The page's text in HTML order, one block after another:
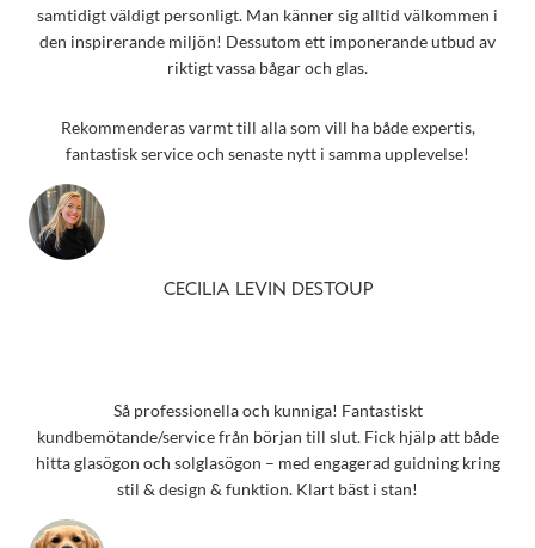
samtidigt väldigt personligt. Man känner sig alltid välkommen i
den inspirerande miljön! Dessutom ett imponerande utbud av
riktigt vassa bågar och glas.
Rekommenderas varmt till alla som vill ha både expertis,
fantastisk service och senaste nytt i samma upplevelse!
CECILIA LEVIN DESTOUP
Så professionella och kunniga! Fantastiskt
kundbemötande/service från början till slut. Fick hjälp att både
hitta glasögon och solglasögon – med engagerad guidning kring
stil & design & funktion. Klart bäst i stan!